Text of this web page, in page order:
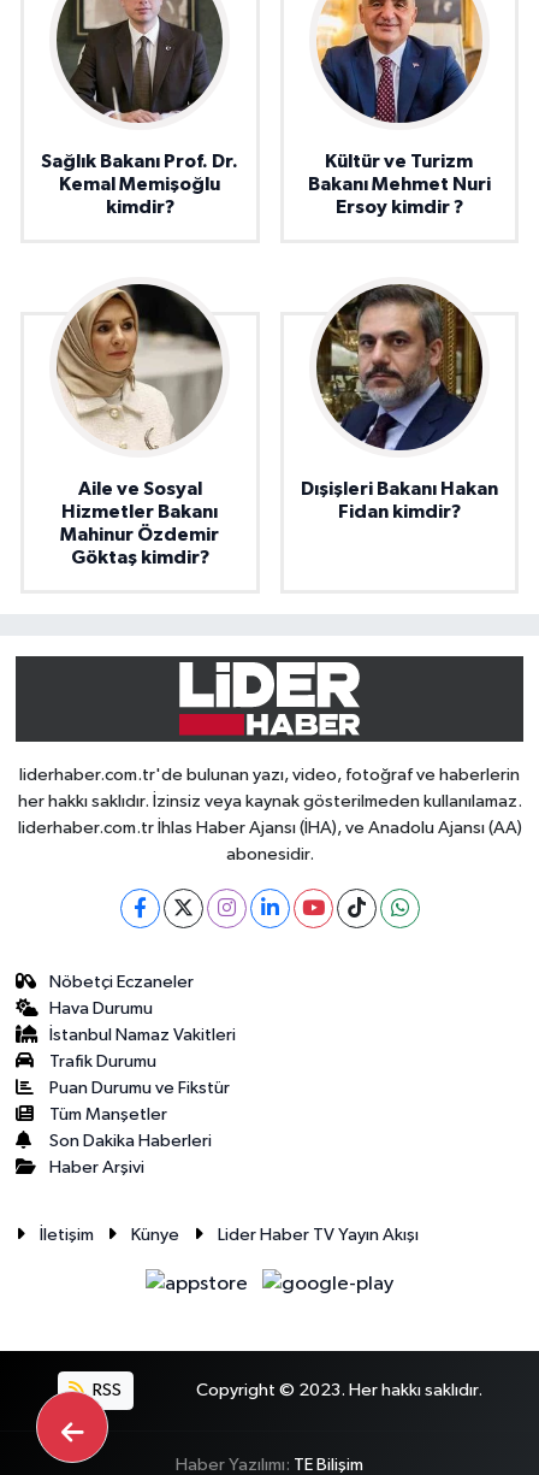
Sağlık Bakanı Prof. Dr.
Kemal Memişoğlu
kimdir?
Kültür ve Turizm
Bakanı Mehmet Nuri
Ersoy kimdir ?
Aile ve Sosyal
Hizmetler Bakanı
Mahinur Özdemir
Göktaş kimdir?
Dışişleri Bakanı Hakan
Fidan kimdir?
liderhaber.com.tr'de bulunan yazı, video, fotoğraf ve haberlerin
her hakkı saklıdır. İzinsiz veya kaynak gösterilmeden kullanılamaz.
liderhaber.com.tr İhlas Haber Ajansı (İHA), ve Anadolu Ajansı (AA)
abonesidir.
Nöbetçi Eczaneler
Hava Durumu
İstanbul Namaz Vakitleri
Trafik Durumu
Puan Durumu ve Fikstür
Tüm Manşetler
Son Dakika Haberleri
Haber Arşivi
İletişim Künye Lider Haber TV Yayın Akışı
RSS Copyright © 2023. Her hakkı saklıdır.
Haber Yazılımı: TE Bilişim